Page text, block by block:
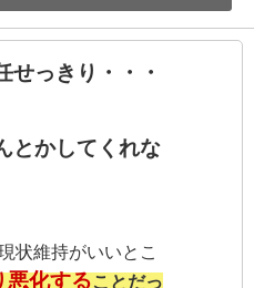
せっきり・・・
とかしてくれな
状維持がいいとこ
悪化することだっ